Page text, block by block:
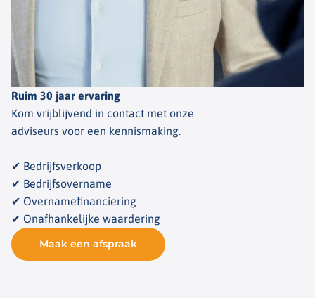
Ruim 30 jaar ervaring
Kom vrijblijvend in contact met onze
adviseurs voor een kennismaking.
✔ Bedrijfsverkoop
✔ Bedrijfsovername
✔ Overnamefinanciering
✔ Onafhankelijke waardering
Maak een afspraak